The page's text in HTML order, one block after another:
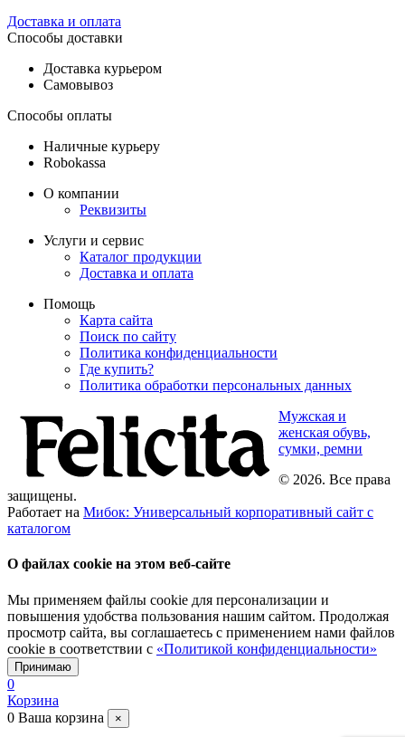
Доставка и оплата
Способы доставки
Доставка курьером
Самовывоз
Способы оплаты
Наличные курьеру
Robokassa
О компании
Реквизиты
Услуги и сервис
Каталог продукции
Доставка и оплата
Помощь
Карта сайта
Поиск по сайту
Политика конфиденциальности
Где купить?
Политика обработки персональных данных
Мужская и
женская обувь,
сумки, ремни
© 2026. Все права
защищены.
Работает на Мибок: Универсальный корпоративный сайт с
каталогом
О файлах cookie на этом веб-сайте
Мы применяем файлы cookie для персонализации и
повышения удобства пользования нашим сайтом. Продолжая
просмотр сайта, вы соглашаетесь с применением нами файлов
cookie в соответствии с «Политикой конфиденциальности»
Принимаю
0
Корзина
0 Ваша корзина ×